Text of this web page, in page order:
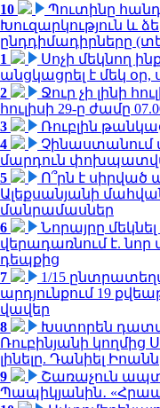
10
Պուտինը
Խուզարկություն և
ընդդիմադիրները
1
Սոչի մեկնող
անցկացրել է մեկ օր,
2
Ջուր չի լինի
հուլիսի 29-ը ժամը
3
Ռուբլին
4
Չինաստանում
մարդուն
5
Ո՞րն է
Ալեքսանյանի
մանրամասներ
6
Նորայրը
վերադառնում է.
դեպքից
7
1/15
արդյունքում 19
վավեր
8
Խստորեն
Ռուբինյանի կողմից
լինելը. Դանիել
9
Շառաչուն
Պապիկյանին․